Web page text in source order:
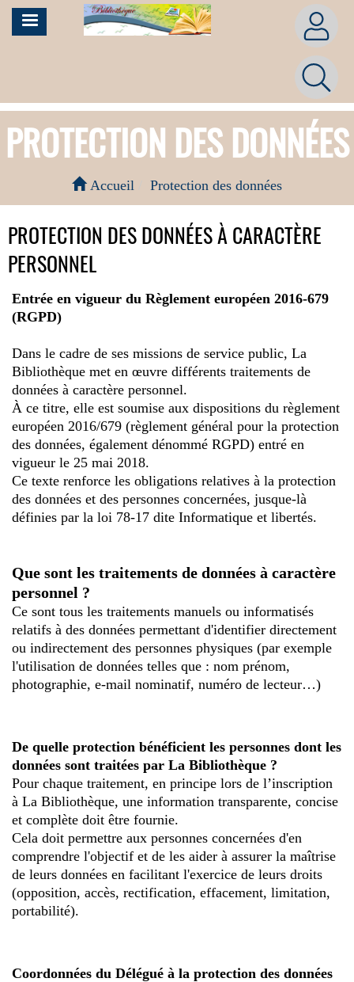
Aller
MENU
PROTECTION DES DONNÉES
Accueil Protection des données
PROTECTION DES DONNÉES À CARACTÈRE
PERSONNEL
Entrée en vigueur du Règlement européen 2016-679
(RGPD)
Dans le cadre de ses missions de service public, La
Bibliothèque met en œuvre différents traitements de
données à caractère personnel.
À ce titre, elle est soumise aux dispositions du règlement
européen 2016/679 (règlement général pour la protection
des données, également dénommé RGPD) entré en
vigueur le 25 mai 2018.
Ce texte renforce les obligations relatives à la protection
des données et des personnes concernées, jusque-là
définies par la loi 78-17 dite Informatique et libertés.
Que sont les traitements de données à caractère
personnel ?
Ce sont tous les traitements manuels ou informatisés
relatifs à des données permettant d'identifier directement
ou indirectement des personnes physiques (par exemple
l'utilisation de données telles que : nom prénom,
photographie, e-mail nominatif, numéro de lecteur…)
De quelle protection bénéficient les personnes dont les
données sont traitées par La Bibliothèque ?
Pour chaque traitement, en principe lors de l’inscription
à La Bibliothèque, une information transparente, concise
et complète doit être fournie.
Cela doit permettre aux personnes concernées d'en
comprendre l'objectif et de les aider à assurer la maîtrise
de leurs données en facilitant l'exercice de leurs droits
(opposition, accès, rectification, effacement, limitation,
portabilité).
Coordonnées du Délégué à la protection des données